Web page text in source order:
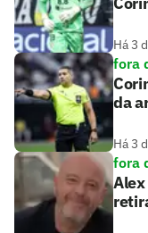
Há 3
fora
da
Há 3
fora